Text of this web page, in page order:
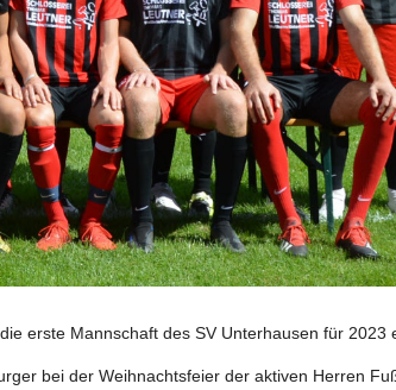
erste Mannschaft des SV Unterhausen für 2023
bei der Weihnachtsfeier der aktiven Herren